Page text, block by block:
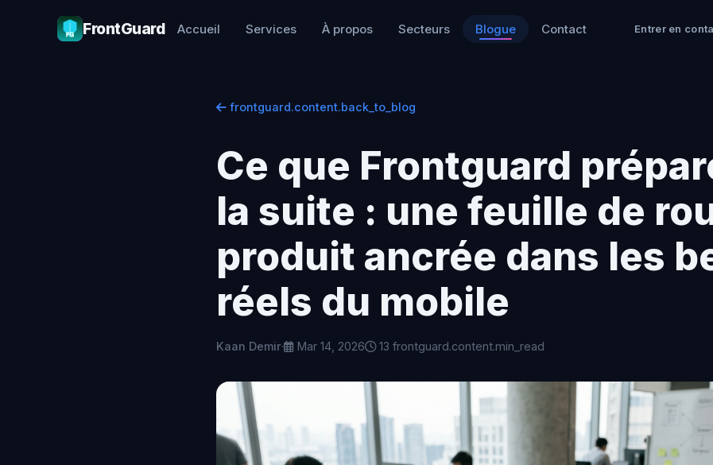
FrontGuard Accueil Services À propos Secteurs Blogue Contact Entrer en
frontguard.content.back_to_blog
Ce que Frontguard
la suite : une feuille de
produit ancrée dans les
réels du mobile
Kaan Demir· Mar 14, 2026 13 frontguard.content.min_read